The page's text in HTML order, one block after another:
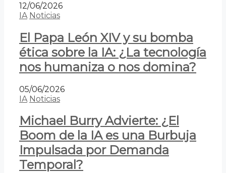
12/06/2026
IA Noticias
El Papa León XIV y su bomba
ética sobre la IA: ¿La tecnología
nos humaniza o nos domina?
05/06/2026
IA Noticias
Michael Burry Advierte: ¿El
Boom de la IA es una Burbuja
Impulsada por Demanda
Temporal?